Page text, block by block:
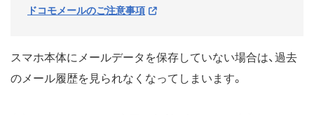
ドコモメールのご注意事項
スマホ本体にメールデータを保存していない場合は、過去
のメール履歴を見られなくなってしまいます。